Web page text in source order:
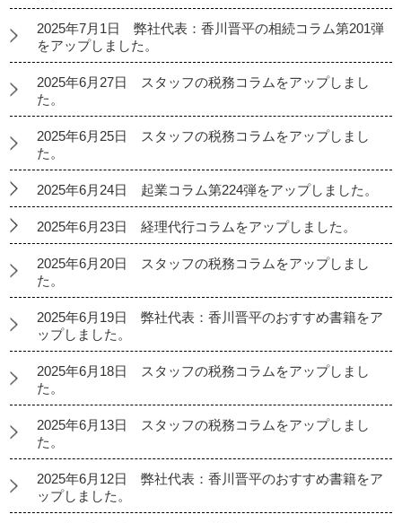
2025年7月1日 弊社代表：香川晋平の相続コラム第201弾
をアップしました。
2025年6月27日 スタッフの税務コラムをアップしまし
た。
2025年6月25日 スタッフの税務コラムをアップしまし
た。
2025年6月24日 起業コラム第224弾をアップしました。
2025年6月23日 経理代行コラムをアップしました。
2025年6月20日 スタッフの税務コラムをアップしまし
た。
2025年6月19日 弊社代表：香川晋平のおすすめ書籍をア
ップしました。
2025年6月18日 スタッフの税務コラムをアップしまし
た。
2025年6月13日 スタッフの税務コラムをアップしまし
た。
2025年6月12日 弊社代表：香川晋平のおすすめ書籍をア
ップしました。